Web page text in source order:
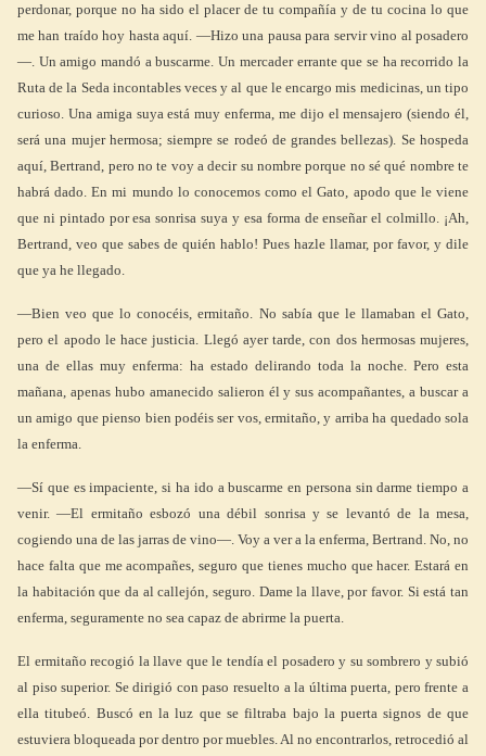
perdonar, porque no ha sido el placer de tu compañía y de tu cocina lo que
me han traído hoy hasta aquí. —Hizo una pausa para servir vino al posadero
—. Un amigo mandó a buscarme. Un mercader errante que se ha recorrido la
Ruta de la Seda incontables veces y al que le encargo mis medicinas, un tipo
curioso. Una amiga suya está muy enferma, me dijo el mensajero (siendo él,
será una mujer hermosa; siempre se rodeó de grandes bellezas). Se hospeda
aquí, Bertrand, pero no te voy a decir su nombre porque no sé qué nombre te
habrá dado. En mi mundo lo conocemos como el Gato, apodo que le viene
que ni pintado por esa sonrisa suya y esa forma de enseñar el colmillo. ¡Ah,
Bertrand, veo que sabes de quién hablo! Pues hazle llamar, por favor, y dile
que ya he llegado.
—Bien veo que lo conocéis, ermitaño. No sabía que le llamaban el Gato,
pero el apodo le hace justicia. Llegó ayer tarde, con dos hermosas mujeres,
una de ellas muy enferma: ha estado delirando toda la noche. Pero esta
mañana, apenas hubo amanecido salieron él y sus acompañantes, a buscar a
un amigo que pienso bien podéis ser vos, ermitaño, y arriba ha quedado sola
la enferma.
—Sí que es impaciente, si ha ido a buscarme en persona sin darme tiempo a
venir. —El ermitaño esbozó una débil sonrisa y se levantó de la mesa,
cogiendo una de las jarras de vino—. Voy a ver a la enferma, Bertrand. No, no
hace falta que me acompañes, seguro que tienes mucho que hacer. Estará en
la habitación que da al callejón, seguro. Dame la llave, por favor. Si está tan
enferma, seguramente no sea capaz de abrirme la puerta.
El ermitaño recogió la llave que le tendía el posadero y su sombrero y subió
al piso superior. Se dirigió con paso resuelto a la última puerta, pero frente a
ella titubeó. Buscó en la luz que se filtraba bajo la puerta signos de que
estuviera bloqueada por dentro por muebles. Al no encontrarlos, retrocedió al